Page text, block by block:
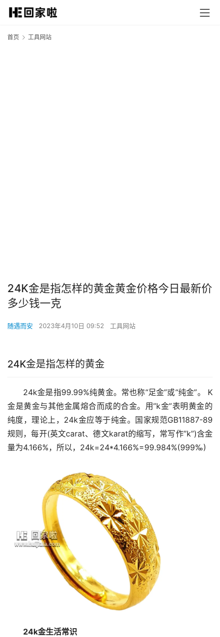
首页 工具网站
24K金是指怎样的黄金黄金价格今日最新价
多少钱一克
随遇而安 2023年4月10日 09:52 工具网站
24K金是指怎样的黄金
24k金是指99.99%纯黄金。常也称“足金”或“纯金”。 K
金是黄金与其他金属熔合而成的合金。用”k金”表明黄金的
纯度，理论上，24k金应等于纯金。国家规范GB11887-89
规则，每开(英文carat、德文karat的缩写，常写作”k”)含金
量为4.166%，所以，24k=24*4.166%=99.984%(999‰)
24k金生活常识